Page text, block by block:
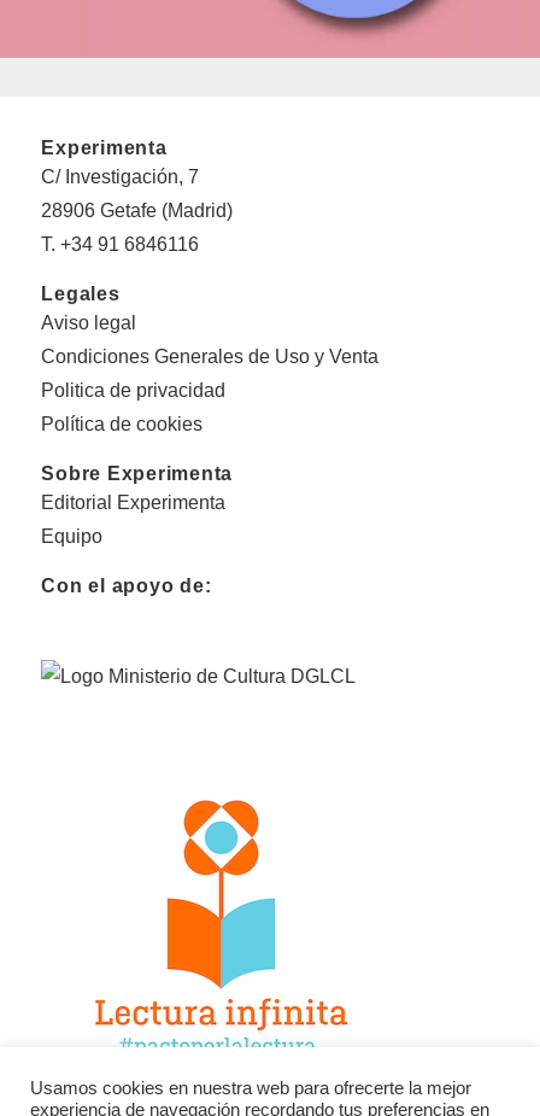
Experimenta
C/ Investigación, 7
28906 Getafe (Madrid)
T. +34 91 6846116
Legales
Aviso legal
Condiciones Generales de Uso y Venta
Politica de privacidad
Política de cookies
Sobre Experimenta
Editorial Experimenta
Equipo
Con el apoyo de:
Usamos cookies en nuestra web para ofrecerte la mejor
experiencia de navegación recordando tus preferencias en